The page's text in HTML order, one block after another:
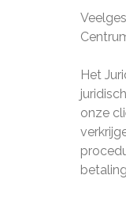
Het
onze